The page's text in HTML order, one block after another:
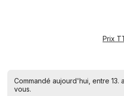
Prix
Commandé aujourd'hui, entre 13.
vous.